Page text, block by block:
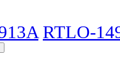
RTLO-